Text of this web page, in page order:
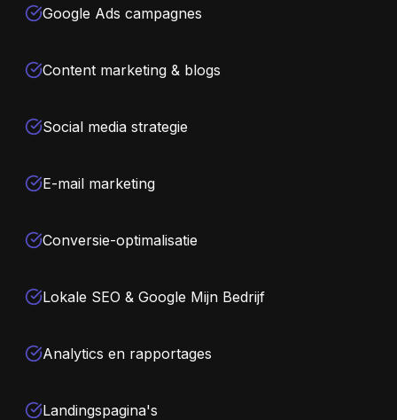
Google Ads campagnes
Content marketing & blogs
Social media strategie
E-mail marketing
Conversie-optimalisatie
Lokale SEO & Google Mijn Bedrijf
Analytics en rapportages
Landingspagina's